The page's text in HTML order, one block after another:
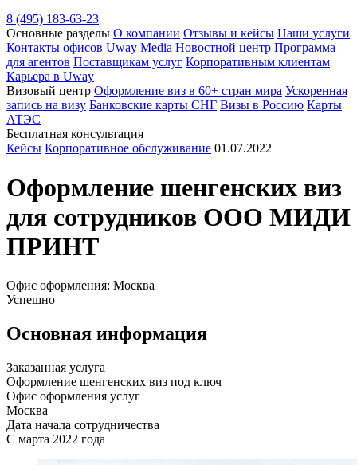
8 (495) 183-63-23
Основные разделы О компании Отзывы и кейсы Наши услуги
Контакты офисов Uway Media Новостной центр Программа
для агентов Поставщикам услуг Корпоративным клиентам
Карьера в Uway
Визовый центр Оформление виз в 60+ стран мира Ускоренная
запись на визу Банковские карты СНГ Визы в Россию Карты
АТЭС
Бесплатная консультация
Кейсы Корпоративное обслуживание 01.07.2022
Оформление шенгенских виз
для сотрудников ООО МИДИ
ПРИНТ
Офис оформления: Москва
Успешно
Основная информация
Заказанная услуга
Оформление шенгенских виз под ключ
Офис оформления услуг
Москва
Дата начала сотрудничества
С марта 2022 года